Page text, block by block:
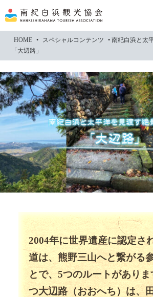
文
に
プ
HOME • スペシャルコンテンツ •南紀白浜と太
「大辺路」
2004年に世界遺産に認定さ
道は、熊野三山へと繋がる
とで、5つのルートがあり
つ大辺路（おおへち）は、